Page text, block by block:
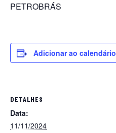
PETROBRÁS
Adicionar ao calendário
DETALHES
Data:
11/11/2024